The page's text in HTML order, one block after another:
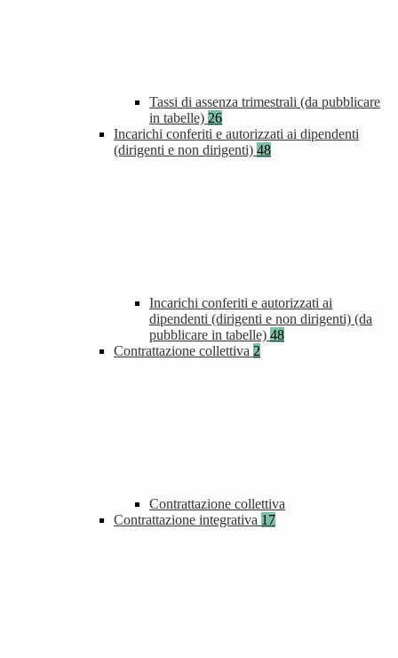
Tassi di assenza trimestrali (da pubblicare
in tabelle) 26
Incarichi conferiti e autorizzati ai dipendenti
(dirigenti e non dirigenti) 48
Incarichi conferiti e autorizzati ai
dipendenti (dirigenti e non dirigenti) (da
pubblicare in tabelle) 48
Contrattazione collettiva 2
Contrattazione collettiva
Contrattazione integrativa 17